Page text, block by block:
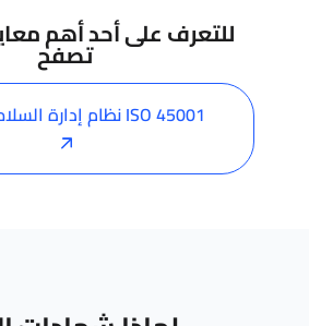
للتعرف على أحد أهم
تصفح
ISO 45001 نظام إدارة السلامة والصحة